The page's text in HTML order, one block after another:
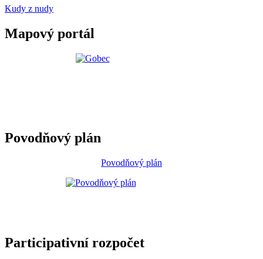
Kudy z nudy
Mapový portál
Povodňový plán
Povodňový plán
Participativní rozpočet